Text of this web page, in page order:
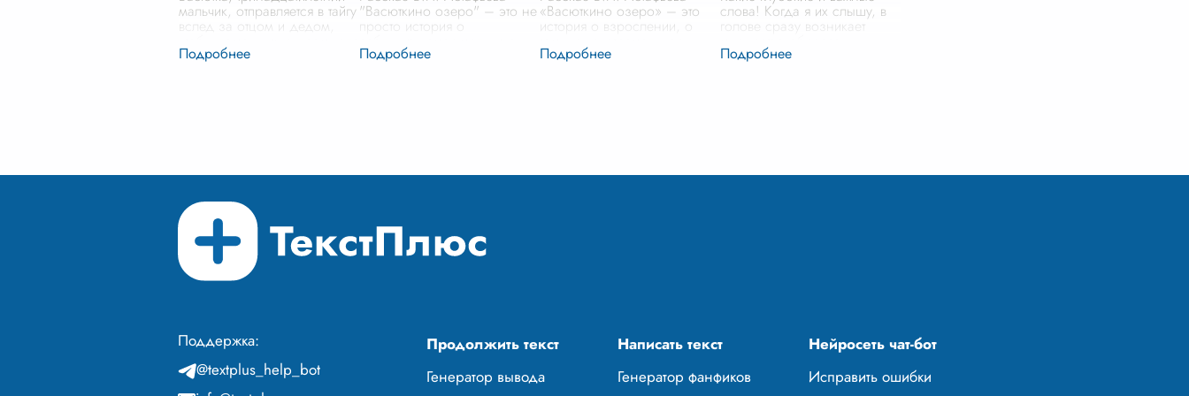
мальчик, отправляется в тайгу
вслед за отцом и дедом,
рыбы. Для него это не
"Васюткино озеро" – это не
просто история о
это гимн мужеству, смекалке
«Васюткино озеро» – это
история о взрослении, о
ситуация может изменить
слова! Когда я их слышу, в
голове сразу возникает
бескрайние поля пшеницы,
Поддержка:
@textplus_help_bot
Продолжить текст Написать текст
Нейросеть чат-бот
Генератор вывода
Генератор фанфиков Исправить ошибки